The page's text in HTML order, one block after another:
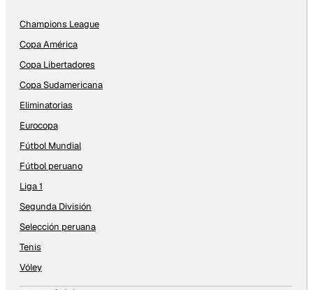
Champions League
Copa América
Copa Libertadores
Copa Sudamericana
Eliminatorias
Eurocopa
Fútbol Mundial
Fútbol peruano
Liga 1
Segunda División
Selección peruana
Tenis
Vóley